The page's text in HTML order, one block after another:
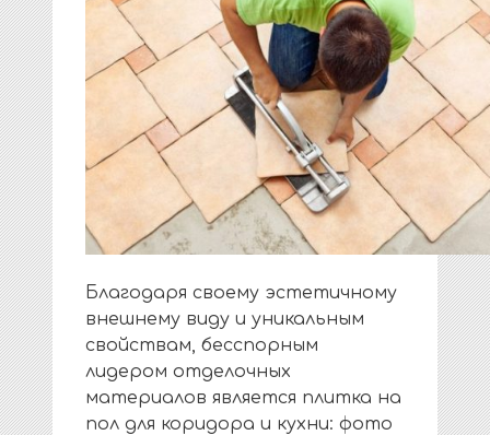
Благодаря своему эстетичному
внешнему виду и уникальным
свойствам, бесспорным
лидером отделочных
материалов является плитка на
пол для коридора и кухни: фото